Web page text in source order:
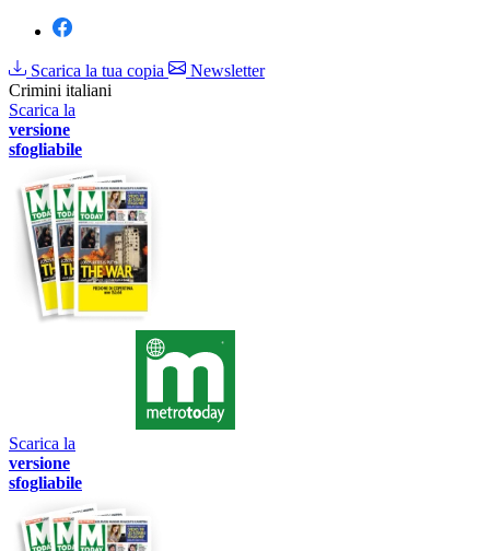
Scarica la tua copia
Newsletter
Crimini italiani
Scarica la
versione
sfogliabile
Scarica la
versione
sfogliabile